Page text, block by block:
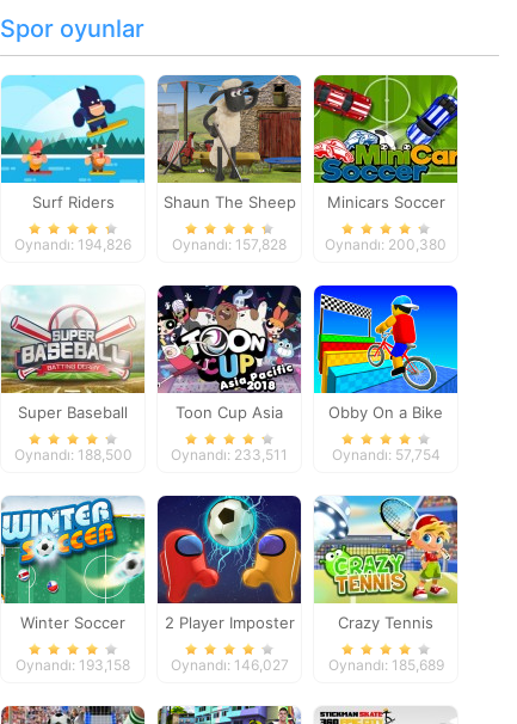
Spor oyunlar
Surf Riders
Oynandı: 194,826
Shaun The Sheep
Baahmy Golf
Oynandı: 157,828
Minicars Soccer
Oynandı: 200,380
Super Baseball
Oynandı: 188,500
Toon Cup Asia
Pacific 2018
Oynandı: 233,511
Obby On a Bike
Oynandı: 57,754
Winter Soccer
Oynandı: 193,158
2 Player Imposter
Soccer
Oynandı: 146,027
Crazy Tennis
Oynandı: 185,689